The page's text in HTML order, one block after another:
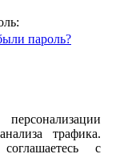
пароль?
трафика.
с